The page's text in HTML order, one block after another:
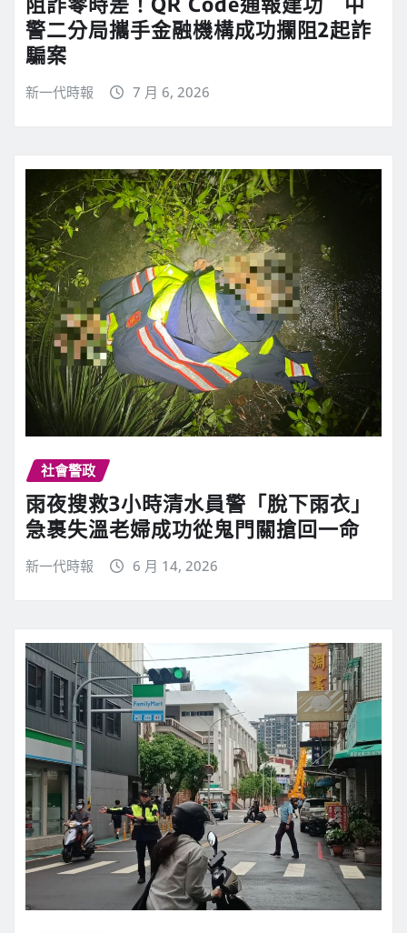
警二分局攜手金融機構成功攔阻2起詐
騙案
新一代時報 7 月 6, 2026
社會警政
雨夜搜救3小時清水員警「脫下雨衣」
急裹失溫老婦成功從鬼門關搶回一命
新一代時報 6 月 14, 2026